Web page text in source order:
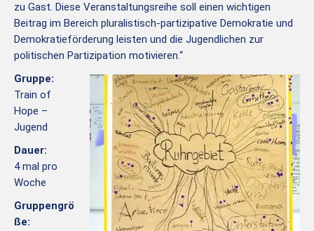
zu Gast. Diese Veranstaltungsreihe soll einen wichtigen
Beitrag im Bereich pluralistisch-partizipative Demokratie und
Demokratieförderung leisten und die Jugendlichen zur
politischen Partizipation motivieren.“
Gruppe:
Train of
Hope –
Jugend
Dauer:
4 mal pro
Woche
Gruppengrö
ße: